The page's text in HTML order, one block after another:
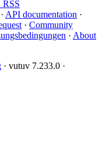
RSS
· API documentation ·
· Community
· About
· vutuv 7.233.0 ·